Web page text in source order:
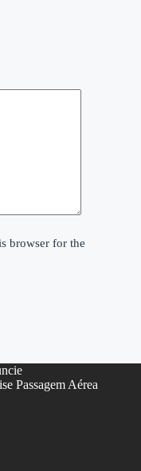
browser for the
Passagem Aérea